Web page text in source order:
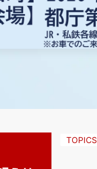
TOPICS